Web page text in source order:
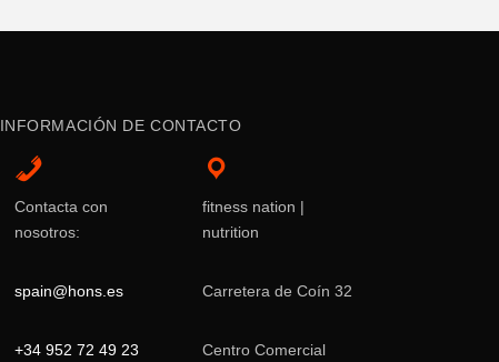
INFORMACIÓN DE CONTACTO
Contacta con
nosotros:
spain@hons.es
+34 952 72 49 23
fitness nation |
nutrition
Carretera de Coín 32
Centro Comercial